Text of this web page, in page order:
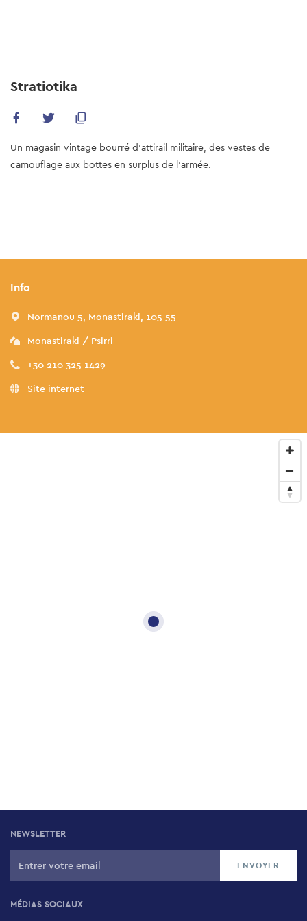
content
Stratiotika
Un magasin vintage bourré d’attirail militaire, des vestes de
camouflage aux bottes en surplus de l’armée.
Info
Normanou 5, Monastiraki, 105 55
Monastiraki / Psirri
+30 210 325 1429
Site internet
NEWSLETTER
MÉDIAS SOCIAUX